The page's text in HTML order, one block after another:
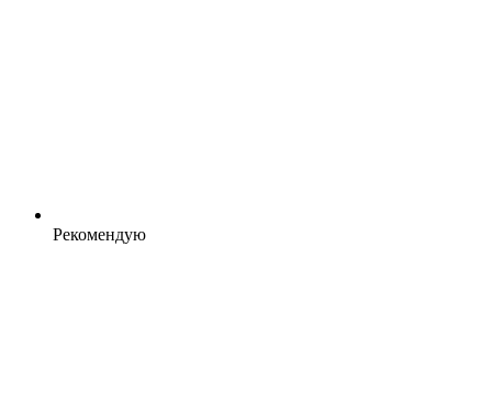
Рекомендую